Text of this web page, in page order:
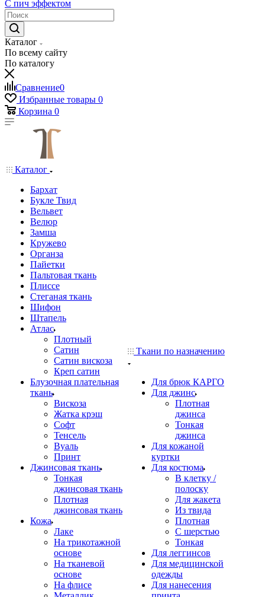
С пич эффектом
Каталог
По всему сайту
По каталогу
Сравнение0
Избранные товары 0
Корзина 0
Каталог
Бархат
Букле Твид
Вельвет
Велюр
Замша
Кружево
Органза
Пайетки
Пальтовая ткань
Плиссе
Стеганая ткань
Шифон
Штапель
Атлас
Плотный
Сатин
Сатин вискоза
Креп сатин
Блузочная плательная
ткань
Вискоза
Жатка крэш
Софт
Тенсель
Вуаль
Принт
Джинсовая ткань
Тонкая
джинсовая ткань
Плотная
джинсовая ткань
Кожа
Лаке
На трикотажной
основе
На тканевой
основе
На флисе
Ткани по назначению
Для брюк КАРГО
Для джинс
Плотная
джинса
Тонкая
джинса
Для кожаной
куртки
Для костюма
В клетку /
полоску
Для жакета
Из твида
Плотная
С шерстью
Тонкая
Для леггинсов
Для медицинской
одежды
Для нанесения